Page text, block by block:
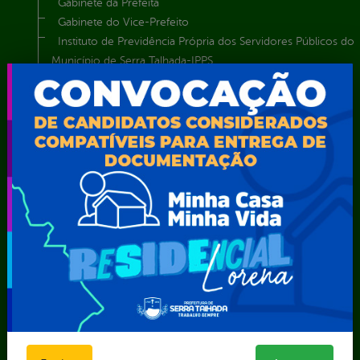
Gabinete da Prefeita
Gabinete do Vice-Prefeito
Instituto de Previdência Própria dos Servidores Públicos do
Município de Serra Talhada-IPPS
Obras e Infraestrutura
Procuradoria Geral do Município
Secretaria de Comunicação Social e Audiovisual
Secretaria de Desenvolvimento Econômico e Turismo
Secretaria de Iluminação Pública e Energia Elétrica
Secretaria Municipal da Mulher – SEMU
Secretaria Municipal de Administração – SAD
Secretaria Municipal de Agricultura e Recursos Hídricos –
SEMARH / Secretaria de Agricultura Familiar – SEMAF
Secretaria Municipal de Educação – SEST
Secretaria Municipal de Esporte e Lazer – SEMEL
Secretaria Municipal de Finanças – SECFIN
Secretaria Municipal de Governo – SEGOV
Secretaria Municipal de Meio Ambiente – SEMA
Secretaria Municipal de Planejamento e Gestão – SEPLAG